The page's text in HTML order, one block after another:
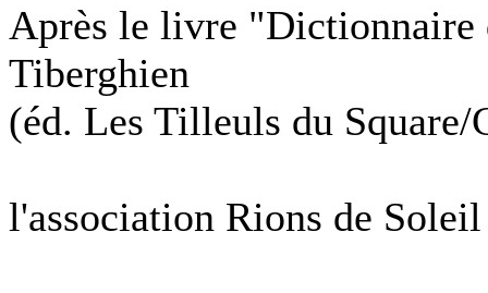
Après le livre "Dictionnaire
Tiberghien
(éd. Les Tilleuls du Square/
l'association Rions de